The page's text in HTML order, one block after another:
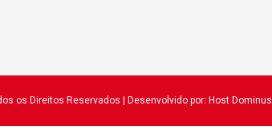
os Direitos Reservados | Desenvolvido por: Host Dominus